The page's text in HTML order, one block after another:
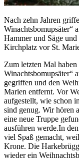
Nach zehn Jahren
Winachtsbomupsäter“
Hammer und Säge
Kirchplatz vor St.
Zum letzten Mal
Winachtsbomupsäter“
gegriffen und den
Marien entfernt. Vor
aufgestellt, wie schon
sind genug. Wir hören
eine neue Truppe
ausführen werde.In
viel Spaß gemacht,
Krone. Die
wieder ein